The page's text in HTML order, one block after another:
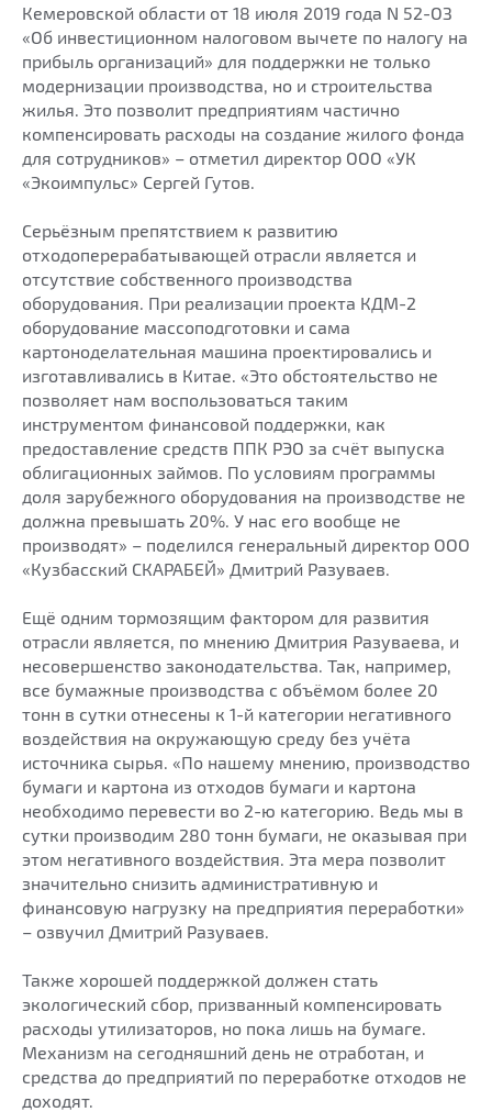
Кемеровской области от 18 июля 2019 года N 52-ОЗ
«Об инвестиционном налоговом вычете по налогу на
прибыль организаций» для поддержки не только
модернизации производства, но и строительства
жилья. Это позволит предприятиям частично
компенсировать расходы на создание жилого фонда
для сотрудников» – отметил директор ООО «УК
«Экоимпульс» Сергей Гутов.
Серьёзным препятствием к развитию
отходоперерабатывающей отрасли является и
отсутствие собственного производства
оборудования. При реализации проекта КДМ-2
оборудование массоподготовки и сама
картоноделательная машина проектировались и
изготавливались в Китае. «Это обстоятельство не
позволяет нам воспользоваться таким
инструментом финансовой поддержки, как
предоставление средств ППК РЭО за счёт выпуска
облигационных займов. По условиям программы
доля зарубежного оборудования на производстве не
должна превышать 20%. У нас его вообще не
производят» – поделился генеральный директор ООО
«Кузбасский СКАРАБЕЙ» Дмитрий Разуваев.
Ещё одним тормозящим фактором для развития
отрасли является, по мнению Дмитрия Разуваева, и
несовершенство законодательства. Так, например,
все бумажные производства с объёмом более 20
тонн в сутки отнесены к 1-й категории негативного
воздействия на окружающую среду без учёта
источника сырья. «По нашему мнению, производство
бумаги и картона из отходов бумаги и картона
необходимо перевести во 2-ю категорию. Ведь мы в
сутки производим 280 тонн бумаги, не оказывая при
этом негативного воздействия. Эта мера позволит
значительно снизить административную и
финансовую нагрузку на предприятия переработки»
– озвучил Дмитрий Разуваев.
Также хорошей поддержкой должен стать
экологический сбор, призванный компенсировать
расходы утилизаторов, но пока лишь на бумаге.
Механизм на сегодняшний день не отработан, и
средства до предприятий по переработке отходов не
доходят.